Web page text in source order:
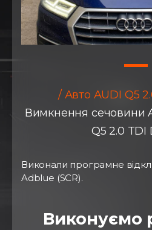
/ Авто AUDI Q5
Вимкнення сечовини
Q5 2.0 TDI
Виконали програмне
Adblue (SCR).
Виконуємо